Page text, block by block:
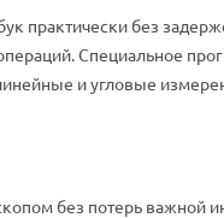
практически без
Специальное
и угловые
без потерь